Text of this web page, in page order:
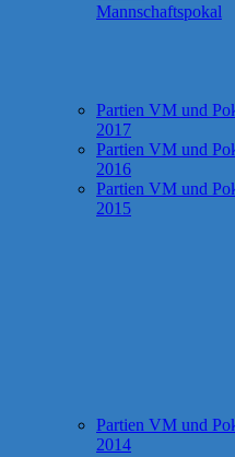
Mannschaftspokal
Partien VM und
2017
Partien VM und
2016
Partien VM und
2015
Partien VM und
2014